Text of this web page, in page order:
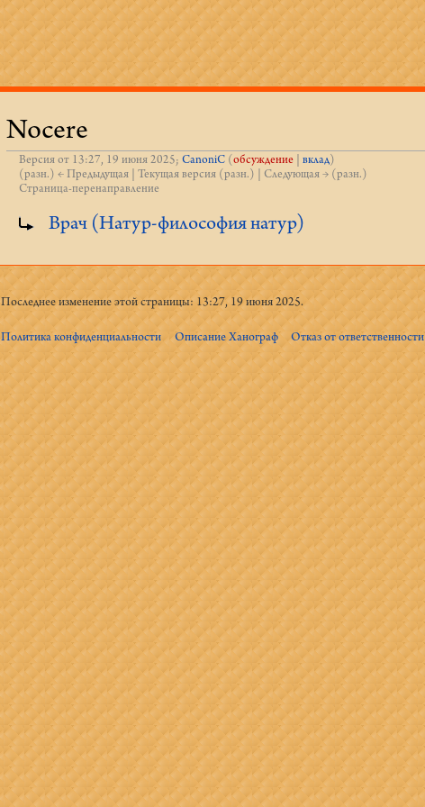
Nocere
Версия от 13:27, 19 июня 2025;CanoniC (обсуждение |вклад)
(разн.) ← Предыдущая | Текущая версия (разн.) | Следующая → (разн.)
Страница-перенаправление
Врач (Натур-философия натур)
Последнее изменение этой страницы: 13:27, 19 июня 2025.
Политика конфиденциальности Описание Ханограф Отказ от ответственности